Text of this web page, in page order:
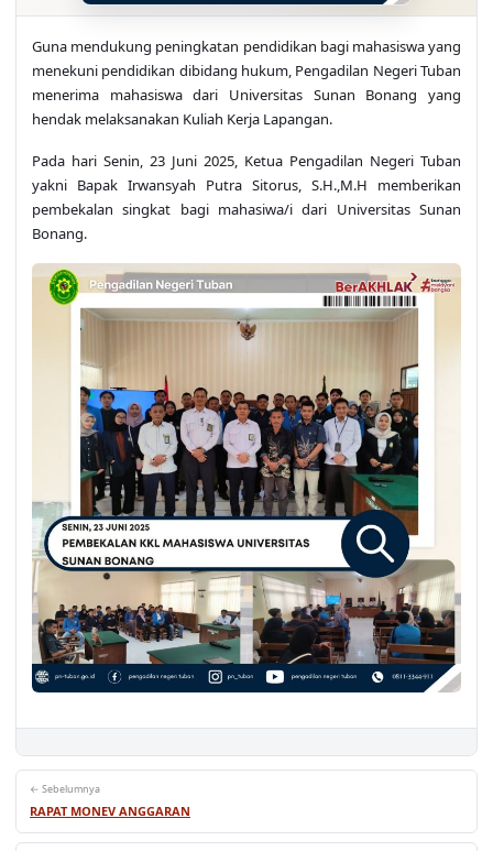
Guna mendukung peningkatan pendidikan bagi mahasiswa yang
menekuni pendidikan dibidang hukum, Pengadilan Negeri Tuban
menerima mahasiswa dari Universitas Sunan Bonang yang
hendak melaksanakan Kuliah Kerja Lapangan.
Pada hari Senin, 23 Juni 2025, Ketua Pengadilan Negeri Tuban
yakni Bapak Irwansyah Putra Sitorus, S.H.,M.H memberikan
pembekalan singkat bagi mahasiwa/i dari Universitas Sunan
Bonang.
← Sebelumnya
RAPAT MONEV ANGGARAN